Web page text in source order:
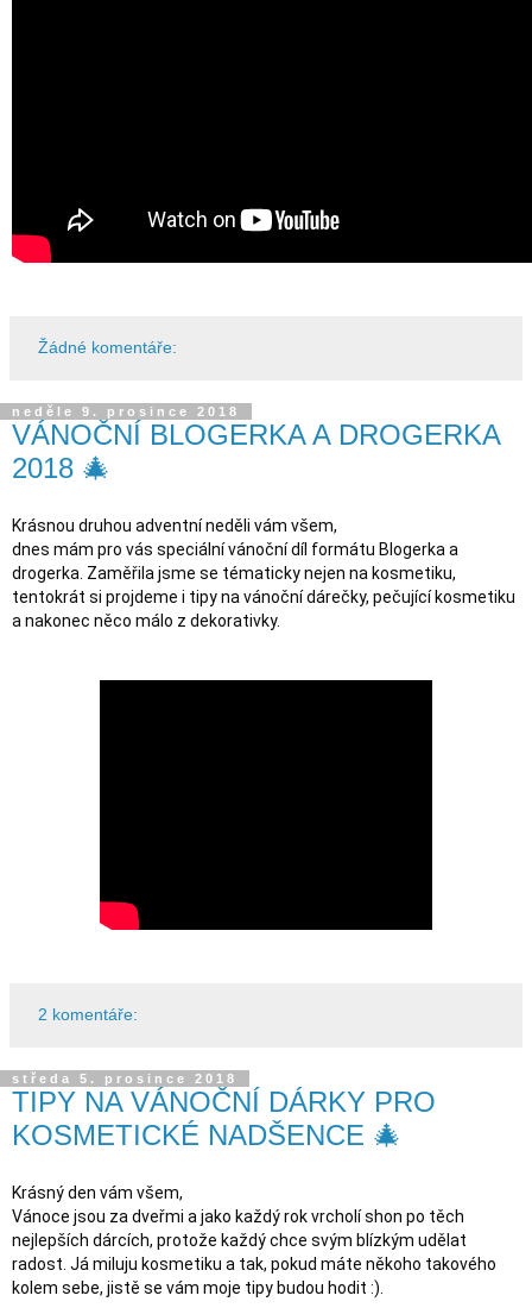
Žádné komentáře:
neděle 9. prosince 2018
VÁNOČNÍ BLOGERKA A DROGERKA
2018 🎄
Krásnou druhou adventní neděli vám všem,
dnes mám pro vás speciální vánoční díl formátu Blogerka a
drogerka. Zaměřila jsme se tématicky nejen na kosmetiku,
tentokrát si projdeme i tipy na vánoční dárečky, pečující kosmetiku
a nakonec něco málo z dekorativky.
2 komentáře:
středa 5. prosince 2018
TIPY NA VÁNOČNÍ DÁRKY PRO
KOSMETICKÉ NADŠENCE 🎄
Krásný den vám všem,
Vánoce jsou za dveřmi a jako každý rok vrcholí shon po těch
nejlepších dárcích, protože každý chce svým blízkým udělat
radost. Já miluju kosmetiku a tak, pokud máte někoho takového
kolem sebe, jistě se vám moje tipy budou hodit :).